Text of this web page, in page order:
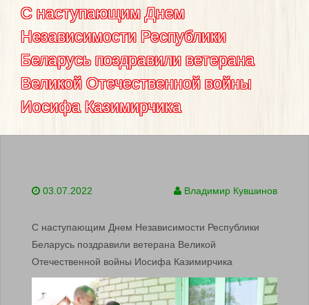
С наступающим Днем
Независимости Республики
Беларусь поздравили ветерана
Великой Отечественной войны
Иосифа Казимирчика
03.07.2022 Владимир Кувшинов
С наступающим Днем Независимости Республики
Беларусь поздравили ветерана Великой
Отечественной войны Иосифа Казимирчика